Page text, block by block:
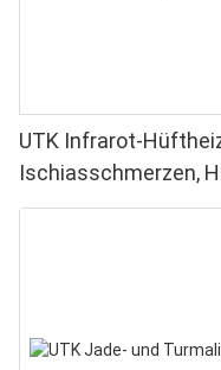
UTK Infrarot-
Ischiasschmerzen,